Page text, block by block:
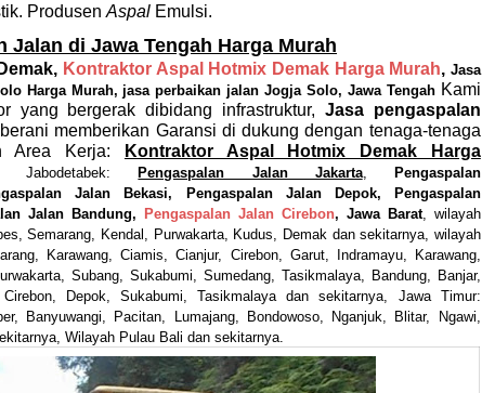
Produsen Aspal Emulsi.
Jalan di Jawa Tengah Harga Murah
Kontraktor Aspal Hotmix Demak Harga Murah, Jasa
Harga Murah, jasaperbaikan jalan Jogja Solo, Jawa TengahKami
yang bergerak dibidang infrastruktur, Jasa pengaspalan
memberikan Garansi di dukung dengan tenaga-tenaga
Area Kerja:
Kontraktor Aspal Hotmix Demak Harga
Jabodetabek: Pengaspalan Jalan Jakarta,
Pengaspalan
Jalan Bekasi, Pengaspalan Jalan Depok,
Pengaspalan
Jalan Bandung, Pengaspalan Jalan Cirebon, Jawa Barat, wilayah
Semarang, Kendal, Purwakarta, Kudus, Demak dan sekitarnya, wilayah
Karawang, Ciamis, Cianjur, Cirebon, Garut, Indramayu, Karawang,
Subang, Sukabumi, Sumedang, Tasikmalaya, Bandung, Banjar,
Depok, Sukabumi, Tasikmalaya dan sekitarnya, Jawa Timur:
Banyuwangi, Pacitan, Lumajang, Bondowoso, Nganjuk, Blitar, Ngawi,
Wilayah Pulau Bali dan sekitarnya.